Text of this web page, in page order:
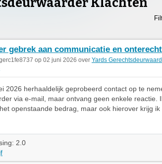
Klachten
gebrek aan communicatie en
op 02 juni 2026 over Yards
2026 herhaaldelijk geprobeerd contact op te
via e-mail, maar ontvang geen enkele reactie.
openstaande bedrag, maar ook hierover krijg
2.0